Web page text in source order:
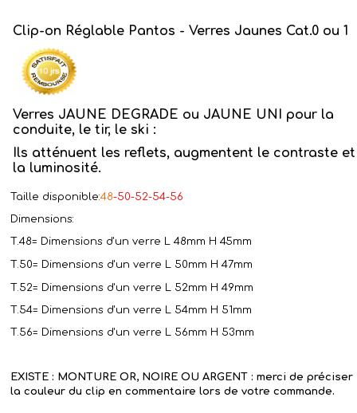
Clip-on Réglable Pantos - Verres Jaunes Cat.0 ou 1
Verres JAUNE DEGRADE ou JAUNE UNI pour la
conduite, le tir, le ski :
Ils atténuent les reflets, augmentent le contraste et
la luminosité.
Taille disponible:48-50-52-54-56
Dimensions:
T.48= Dimensions d'un verre L 48mm H 45mm
T.50= Dimensions d'un verre L 50mm H 47mm
T.52= Dimensions d'un verre L 52mm H 49mm
T.54= Dimensions d'un verre L 54mm H 51mm
T.56= Dimensions d'un verre L 56mm H 53mm
EXISTE : MONTURE OR, NOIRE OU ARGENT : merci de préciser
la couleur du clip en commentaire lors de votre commande.